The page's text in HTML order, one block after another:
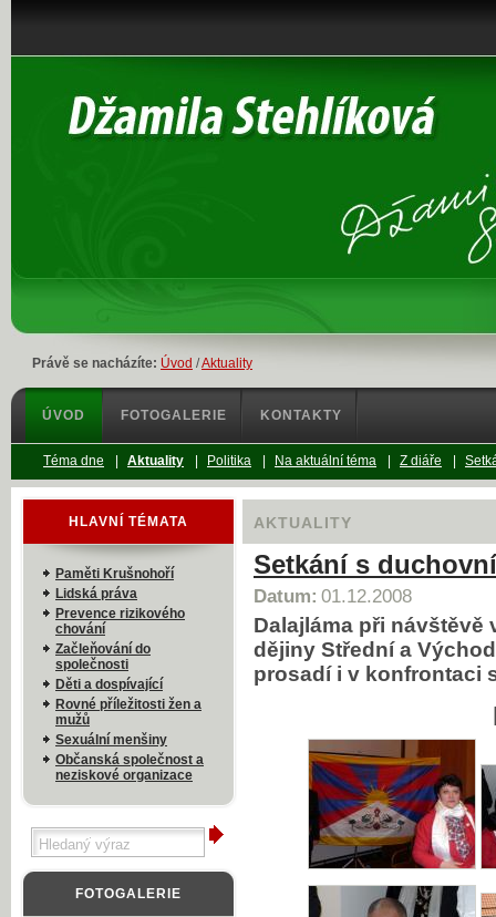
Právě se nacházíte: Úvod /Aktuality
AKTUALITY
Setkání s
Datum: 01.12.2008
Dalajláma při návštěvě
dějiny Střední a
prosadí i v konfrontaci
HLAVNÍ TÉMATA
Paměti Krušnohoří
Lidská práva
Prevence rizikového
chování
Začleňování do
společnosti
Děti a dospívající
Rovné příležitosti žen a
mužů
Sexuální menšiny
Občanská společnost a
neziskové organizace
FOTOGALERIE
ÚVOD FOTOGALERIE KONTAKTY
Téma dne Aktuality Politika Na aktuální téma Z diáře